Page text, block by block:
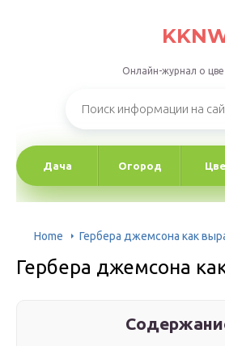
Онлайн-журнал о
Дача Огород
Home Гербера джемсона как
Гербера джемсона